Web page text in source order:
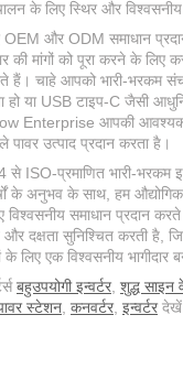
के लिए स्थिर और विश्वसनीय
OEM और ODM समाधान
की मांगों को पूरा करने के लिए
हैं। चाहे आपको भारी-भरकम
हो या USB टाइप-C जैसी
Enterprise आपकी
उत्पाद प्रदान करता है।
प्रमाणित भारी-भरकम
के अनुभव के साथ, हम
समाधान प्रदान
और दक्षता सुनिश्चित करती है,
लिए एक विश्वसनीय भागीदार
बहुउपयोगी इन्वर्टर, शुद्ध साइन
स्टेशन, कनवर्टर, इन्वर्टर